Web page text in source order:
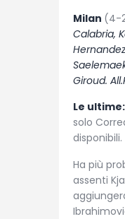
Milan (4-
Calabria,
Giroud.
Le ultime:
solo
disponibili.
Ha più
assenti